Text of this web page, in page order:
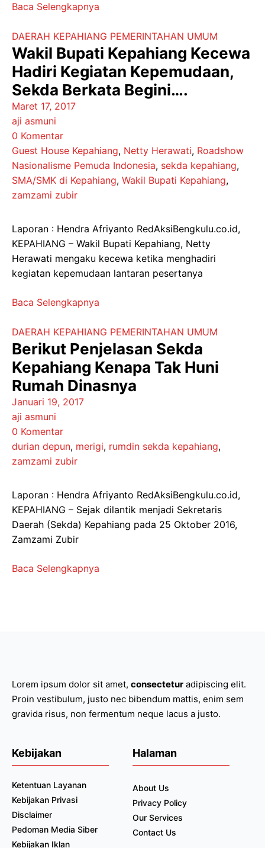
Baca Selengkapnya
DAERAH KEPAHIANG PEMERINTAHAN UMUM
Wakil Bupati Kepahiang Kecewa
Hadiri Kegiatan Kepemudaan,
Sekda Berkata Begini….
Maret 17, 2017
aji asmuni
0 Komentar
Guest House Kepahiang, Netty Herawati, Roadshow
Nasionalisme Pemuda Indonesia, sekda kepahiang,
SMA/SMK di Kepahiang, Wakil Bupati Kepahiang,
zamzami zubir
Laporan : Hendra Afriyanto RedAksiBengkulu.co.id,
KEPAHIANG – Wakil Bupati Kepahiang, Netty
Herawati mengaku kecewa ketika menghadiri
kegiatan kepemudaan lantaran pesertanya
Baca Selengkapnya
DAERAH KEPAHIANG PEMERINTAHAN UMUM
Berikut Penjelasan Sekda
Kepahiang Kenapa Tak Huni
Rumah Dinasnya
Januari 19, 2017
aji asmuni
0 Komentar
durian depun, merigi, rumdin sekda kepahiang,
zamzami zubir
Laporan : Hendra Afriyanto RedAksiBengkulu.co.id,
KEPAHIANG – Sejak dilantik menjadi Sekretaris
Daerah (Sekda) Kepahiang pada 25 Oktober 2016,
Zamzami Zubir
Baca Selengkapnya
Lorem ipsum dolor sit amet, consectetur adipiscing elit.
Proin vestibulum, justo nec bibendum mattis, enim sem
gravida risus, non fermentum neque lacus a justo.
Kebijakan
Ketentuan Layanan
Kebijakan Privasi
Disclaimer
Pedoman Media Siber
Kebijakan Iklan
Halaman
About Us
Privacy Policy
Our Services
Contact Us